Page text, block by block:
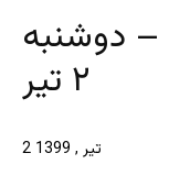
– دوشنبه
۲ تیر
2 تیر , 1399